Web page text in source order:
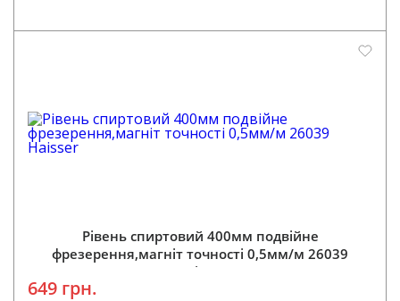
Рівень спиртовий 400мм подвійне
фрезерення,магніт точності 0,5мм/м 26039
Haisser
649 грн.